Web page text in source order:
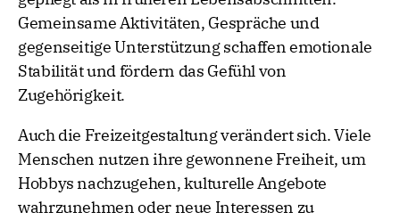
Gemeinsame Aktivitäten, Gespräche und
gegenseitige Unterstützung schaffen emotionale
Stabilität und fördern das Gefühl von
Zugehörigkeit.
Auch die Freizeitgestaltung verändert sich. Viele
Menschen nutzen ihre gewonnene Freiheit, um
Hobbys nachzugehen, kulturelle Angebote
wahrzunehmen oder neue Interessen zu